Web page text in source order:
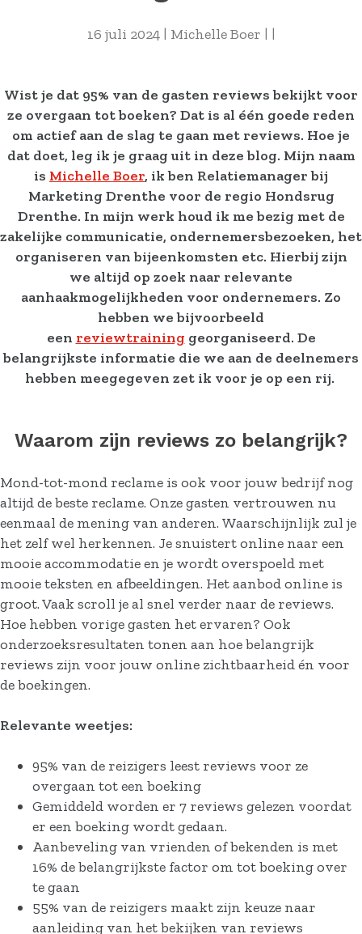
16 juli 2024 | Michelle Boer | |
Wist je dat 95% van de gasten reviews bekijkt voor
ze overgaan tot boeken? Dat is al één goede reden
om actief aan de slag te gaan met reviews. Hoe je
dat doet, leg ik je graag uit in deze blog. Mijn naam
is Michelle Boer, ik ben Relatiemanager bij
Marketing Drenthe voor de regio Hondsrug
Drenthe. In mijn werk houd ik me bezig met de
zakelijke communicatie, ondernemersbezoeken, het
organiseren van bijeenkomsten etc. Hierbij zijn
we altijd op zoek naar relevante
aanhaakmogelijkheden voor ondernemers. Zo
hebben we bijvoorbeeld
een reviewtraining georganiseerd. De
belangrijkste informatie die we aan de deelnemers
hebben meegegeven zet ik voor je op een rij.
Waarom zijn reviews zo belangrijk?
Mond-tot-mond reclame is ook voor jouw bedrijf nog
altijd de beste reclame. Onze gasten vertrouwen nu
eenmaal de mening van anderen. Waarschijnlijk zul je
het zelf wel herkennen. Je snuistert online naar een
mooie accommodatie en je wordt overspoeld met
mooie teksten en afbeeldingen. Het aanbod online is
groot. Vaak scroll je al snel verder naar de reviews.
Hoe hebben vorige gasten het ervaren? Ook
onderzoeksresultaten tonen aan hoe belangrijk
reviews zijn voor jouw online zichtbaarheid én voor
de boekingen.
Relevante weetjes:
95% van de reizigers leest reviews voor ze
overgaan tot een boeking
Gemiddeld worden er 7 reviews gelezen voordat
er een boeking wordt gedaan.
Aanbeveling van vrienden of bekenden is met
16% de belangrijkste factor om tot boeking over
te gaan
55% van de reizigers maakt zijn keuze naar
aanleiding van het bekijken van reviews